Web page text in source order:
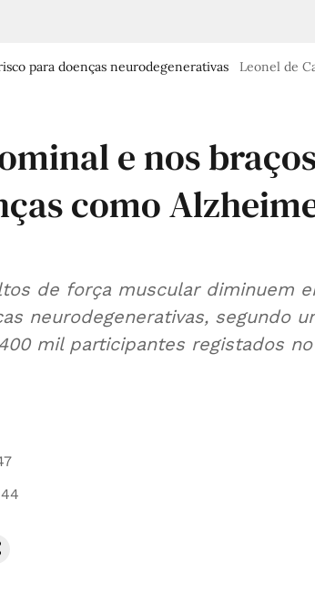
para doenças neurodegenerativas Leonel de
e nos
como
de força muscular diminuem
neurodegenerativas, segundo
mil participantes registados